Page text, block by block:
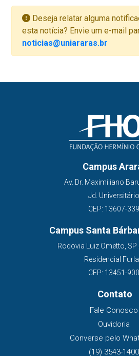
Deseja relatar alguma
esta notícia? Envie um e-mail
noticias@uniararas.br
Campus
Av. Dr. Maximiliano
Jd. Universitário
CEP: 13607-339
Campus Santa
Rodovia Luiz Ometto, SP
Residencial
CEP: 13451-900
Contato
Fale Conosco
Ouvidoria
Converse pelo
(19) 3543-1400